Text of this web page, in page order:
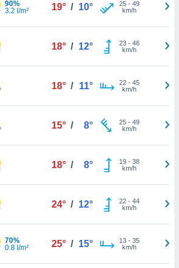
90%
3.2 l/m²
19° / 10° 25- 49
km/h
18° / 12° 23- 46
km/h
18° / 11° 22- 45
km/h
15° / 8° 25- 49
km/h
18° / 8° 19- 38
km/h
24° / 12° 22- 44
km/h
70%
0.8 l/m²
25° / 15° 13- 35
km/h